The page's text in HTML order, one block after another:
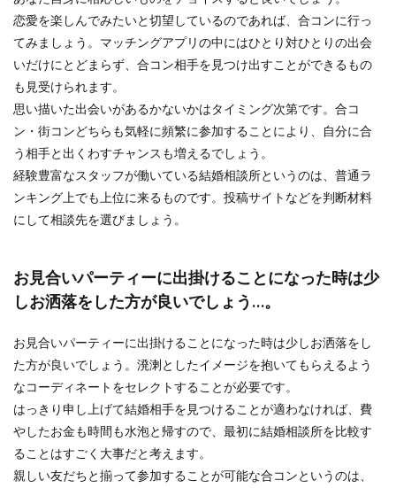
恋愛を楽しんでみたいと切望しているのであれば、合コンに行っ
てみましょう。マッチングアプリの中にはひとり対ひとりの出会
いだけにとどまらず、合コン相手を見つけ出すことができるもの
も見受けられます。
思い描いた出会いがあるかないかはタイミング次第です。合コ
ン・街コンどちらも気軽に頻繁に参加することにより、自分に合
う相手と出くわすチャンスも増えるでしょう。
経験豊富なスタッフが働いている結婚相談所というのは、普通ラ
ンキング上でも上位に来るものです。投稿サイトなどを判断材料
にして相談先を選びましょう。
お見合いパーティーに出掛けることになった時は少
しお洒落をした方が良いでしょう…。
お見合いパーティーに出掛けることになった時は少しお洒落をし
た方が良いでしょう。溌溂としたイメージを抱いてもらえるよう
なコーディネートをセレクトすることが必要です。
はっきり申し上げて結婚相手を見つけることが適わなければ、費
やしたお金も時間も水泡と帰すので、最初に結婚相談所を比較す
ることはすごく大事だと考えます。
親しい友だちと揃って参加することが可能な合コンというのは、